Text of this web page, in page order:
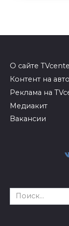
О сайте
Контент на
Реклама на
Медиакит
Вакансии
Search
for: